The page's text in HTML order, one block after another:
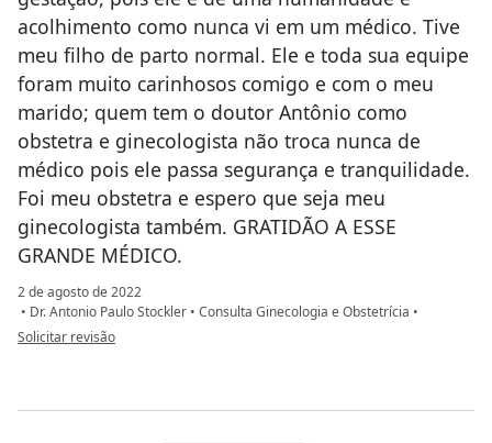
acolhimento como nunca vi em um médico. Tive
meu filho de parto normal. Ele e toda sua equipe
foram muito carinhosos comigo e com o meu
marido; quem tem o doutor Antônio como
obstetra e ginecologista não troca nunca de
médico pois ele passa segurança e tranquilidade.
Foi meu obstetra e espero que seja meu
ginecologista também. GRATIDÃO A ESSE
GRANDE MÉDICO.
2 de agosto de 2022
• Dr. Antonio Paulo Stockler • Consulta Ginecologia e Obstetrícia •
na opinião do utilizador Leila lisboa
Solicitar revisão